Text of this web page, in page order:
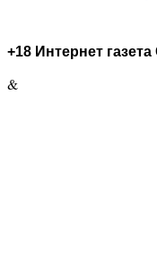
+18 Интернет
&